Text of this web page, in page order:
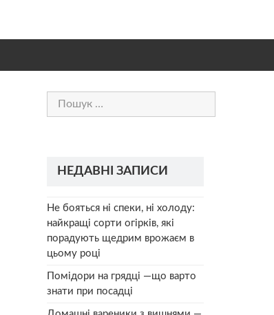
Пошук:
НЕДАВНІ ЗАПИСИ
Не бояться ні спеки, ні холоду:
найкращі сорти огірків, які
порадують щедрим врожаєм в
цьому році
Помідори на грядці —що варто
знати при посадці